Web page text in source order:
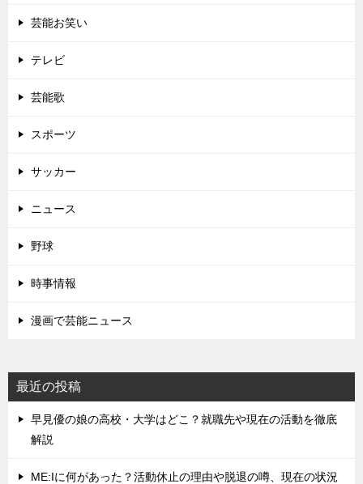
芸能お笑い
テレビ
芸能歌
スポーツ
サッカー
ニュース
野球
時事情報
漫画で芸能ニュース
最近の投稿
早見優の娘の高校・大学はどこ？就職先や現在の活動を徹底
解説
ME:Iに何があった？活動休止の理由や脱退の噂、現在の状況